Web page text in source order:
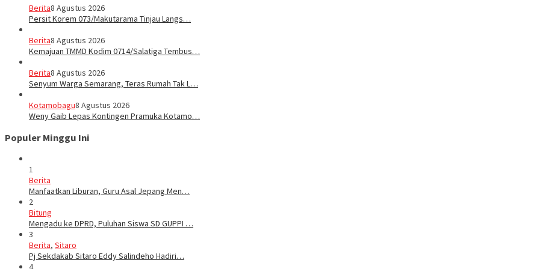
Berita8 Agustus 2026
Persit Korem 073/Makutarama Tinjau Langs…
Berita8 Agustus 2026
Kemajuan TMMD Kodim 0714/Salatiga Tembus…
Berita8 Agustus 2026
Senyum Warga Semarang, Teras Rumah Tak L…
Kotamobagu8 Agustus 2026
Weny Gaib Lepas Kontingen Pramuka Kotamo…
Populer Minggu Ini
1
Berita
Manfaatkan Liburan, Guru Asal Jepang Men…
2
Bitung
Mengadu ke DPRD, Puluhan Siswa SD GUPPI …
3
Berita, Sitaro
Pj Sekdakab Sitaro Eddy Salindeho Hadiri…
4